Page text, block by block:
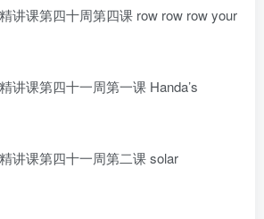
讲课第四十周第四课 row row row your
讲课第四十一周第一课 Handa’s
讲课第四十一周第二课 solar